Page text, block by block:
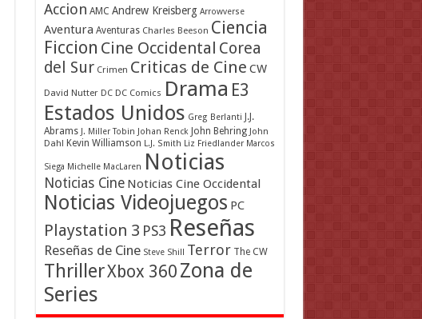
Accion AMC Andrew Kreisberg Arrowverse
Aventura Aventuras Charles Beeson Ciencia
Ficcion Cine Occidental Corea
del Sur Crimen Criticas de Cine CW
David Nutter DC DC Comics Drama E3
Estados Unidos Greg Berlanti
J.J.
Abrams J. Miller Tobin Johan Renck John Behring John
Dahl Kevin Williamson L.J. Smith Liz Friedlander Marcos
Siega Michelle MacLaren Noticias
Noticias Cine Noticias Cine Occidental
Noticias Videojuegos PC
Playstation 3 PS3 Reseñas
Reseñas de Cine Steve Shill Terror The CW
ThrillerXbox 360 Zona de
Series